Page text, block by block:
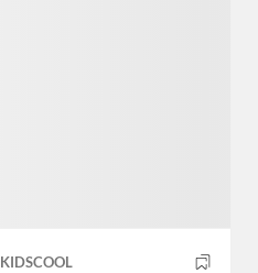
KIDSCOOL